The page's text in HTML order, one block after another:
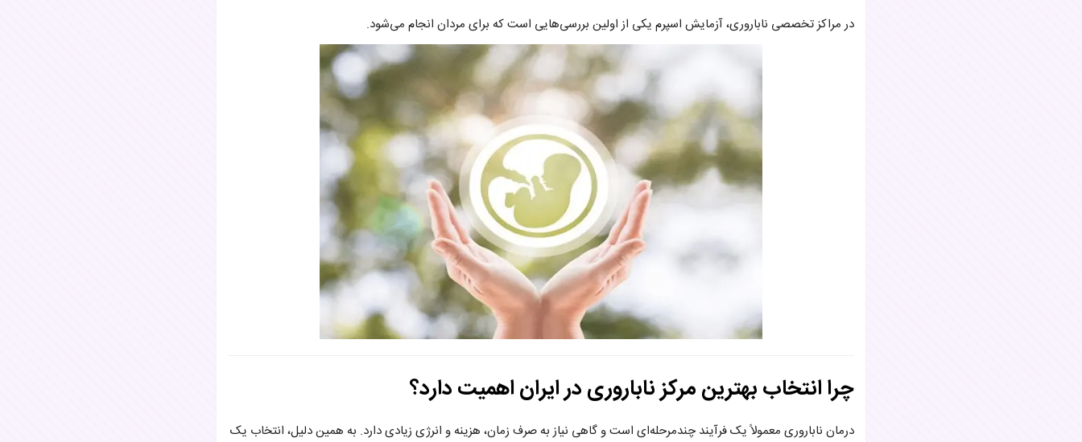
در مراکز تخصصی ناباروری، آزمایش اسپرم یکی از اولین بررسی‌هایی است که برای مردان انجام می‌شود.
چرا انتخاب بهترین مرکز ناباروری در ایران اهمیت دارد؟
درمان ناباروری معمولاً یک فرآیند چندمرحله‌ای است و گاهی نیاز به صرف زمان، هزینه و انرژی زیادی دارد. به همین دلیل، انتخاب یک